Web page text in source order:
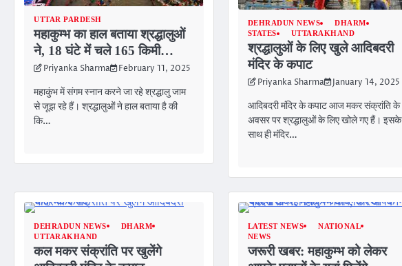
UTTAR PARDESH
महाकुम्भ का हाल बताया श्रद्धालुओं
ने, 18 घंटे में चले 165 किमी…
Priyanka Sharma February 11, 2025
महाकुंभ में संगम स्नान करने जा रहे श्रद्धालु जाम
से जूझ रहे हैं। श्रद्धालुओं ने हाल बताया है की
कि…
DEHRADUN NEWS
DHARM
STATES
UTTARAKHAND
श्रद्धालुओं के लिए खुले आदिबदरी
मंदिर के कपाट
Priyanka Sharma January 14, 2025
आदिबदरी मंदिर के कपाट आज मकर संक्रांति के
अवसर पर श्रद्धालुओं के लिए खोले गए हैं। इसके
साथ ही मंदिर…
DEHRADUN NEWS
DHARM
UTTARAKHAND
कल मकर संक्रांति पर खुलेंगे
LATEST NEWS
NATIONAL
NEWS
जरूरी खबर: महाकुम्भ को लेकर